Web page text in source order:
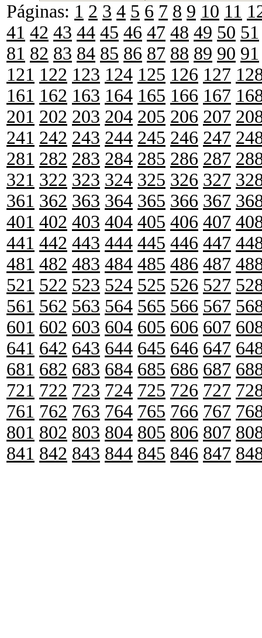
Páginas: 1 2 3 4 5 6 7 8 9 10 11
41 42 43 44 45 46 47 48 49 50 51
81 82 83 84 85 86 87 88 89 90 91
121 122 123 124 125 126 127
161 162 163 164 165 166 167
201 202 203 204 205 206 207
241 242 243 244 245 246 247
281 282 283 284 285 286 287
321 322 323 324 325 326 327
361 362 363 364 365 366 367
401 402 403 404 405 406 407
441 442 443 444 445 446 447
481 482 483 484 485 486 487
521 522 523 524 525 526 527
561 562 563 564 565 566 567
601 602 603 604 605 606 607
641 642 643 644 645 646 647
681 682 683 684 685 686 687
721 722 723 724 725 726 727
761 762 763 764 765 766 767
801 802 803 804 805 806 807
841 842 843 844 845 846 847